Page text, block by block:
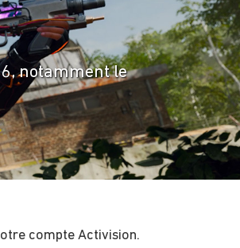
notamment le
compte Activision.